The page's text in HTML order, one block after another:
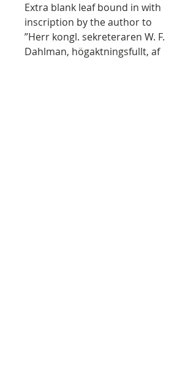
Extra blank leaf bound in with
inscription by the author to
”Herr kongl. sekreteraren W. F.
Dahlman, högaktningsfullt, af